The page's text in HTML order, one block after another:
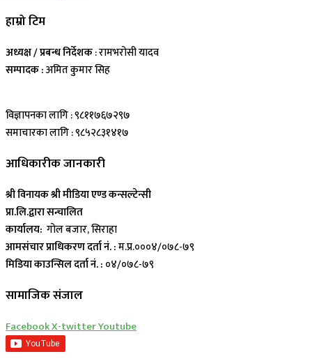
हाम्रो टिम
अध्यक्ष / प्रबन्ध निर्देशक: रामभरोसी यादव
सम्पादक :अमित कुमार सिह
विज्ञापनका लागि : ९८११७६७२९७
समाचारका लागि : ९८५२८३१४१७
आधिकारीक जानकारी
श्री विनायक श्री मीडिया एण्ड कन्सल्टेन्सी
प्रा.लि.द्वारा सन्चालित
कार्यालय: गोल बजार, सिराहा
आमसंचार प्राधिकरण दर्ता नं. :म.प्र.०००४/०७८-७९
मिडिया काउन्सिल दर्ता नं. : ०४/०७८-७९
सामाजिक संजाल
FacebookX-twitterYoutube